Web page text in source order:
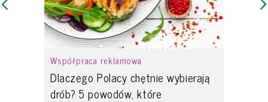
Współpraca reklamowa
Dlaczego Polacy chętnie wybierają
drób? 5 powodów, które